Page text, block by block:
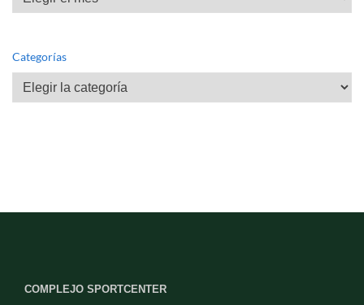
Categorías
Categorías
COMPLEJO SPORTCENTER